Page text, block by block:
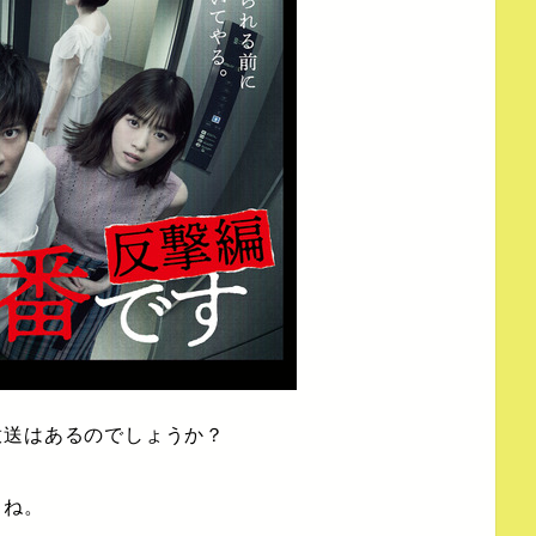
はあるのでしょうか？
。